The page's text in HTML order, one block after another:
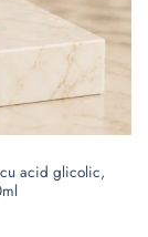
acid glicolic,